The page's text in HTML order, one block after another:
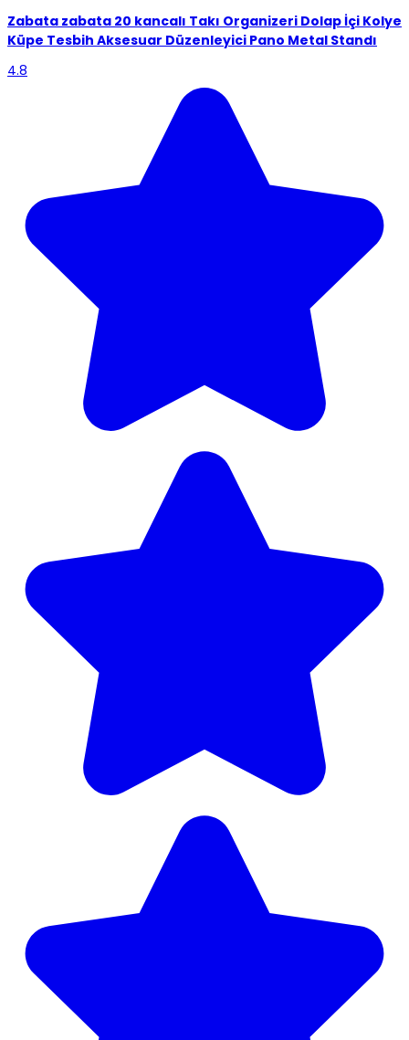
Zabata zabata 20 kancalı Takı Organizeri Dolap İçi Kolye
Küpe Tesbih Aksesuar Düzenleyici Pano Metal Standı
4.8